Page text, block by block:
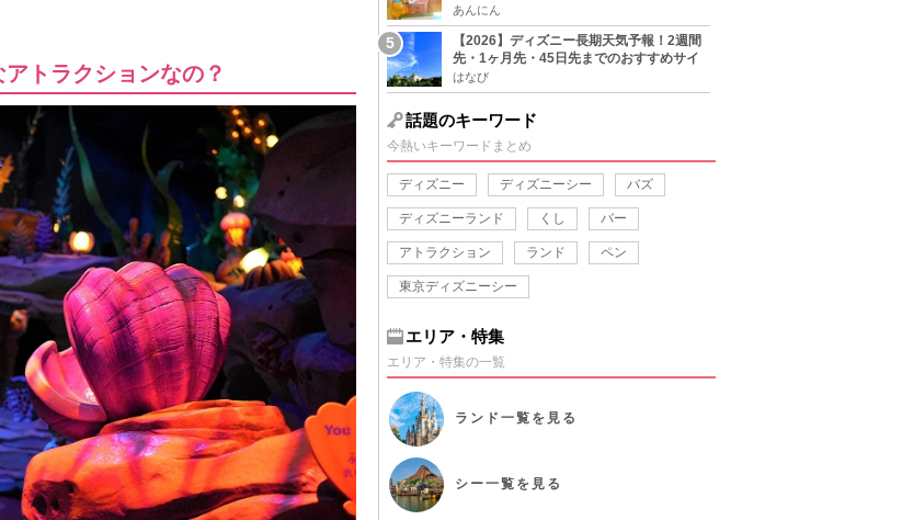
トラクションなの？
あんにん
【2026】ディズニー長期天気予報！2週間
先・1ヶ月先・45日先までのおすすめサイ
ト＆アプリまとめ！
はなび
話題のキーワード
今熱いキーワードまとめ
ディズニー ディズニーシー バズ
ディズニーランド くし バー
アトラクション ランド ペン
東京ディズニーシー
エリア・特集
エリア・特集の一覧
ランド 一覧を見る
シー一覧を見る